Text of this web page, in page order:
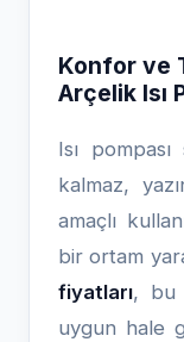
Konfor ve
Arçelik Isı
Isı pompası
kalmaz,
amaçlı
bir ortam
fiyatları, bu
uygun hale